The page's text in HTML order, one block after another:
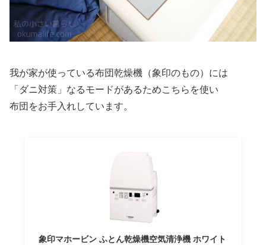
我が家が使っている布団乾燥機（象印のもの）には
「ダニ対策」なるモードがあるためこちらを使い
布団をお手入れしています。
象印マホービン ふとん乾燥機空気清浄機 ホワイト